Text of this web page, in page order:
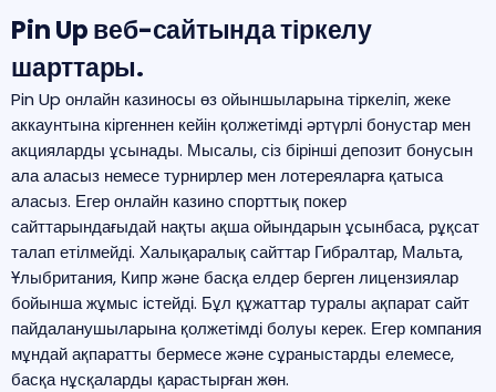
Pin Up веб-сайтында тіркелу
шарттары.
Pin Up онлайн казиносы өз ойыншыларына тіркеліп, жеке
аккаунтына кіргеннен кейін қолжетімді әртүрлі бонустар мен
акцияларды ұсынады. Мысалы, сіз бірінші депозит бонусын
ала аласыз немесе турнирлер мен лотереяларға қатыса
аласыз. Егер онлайн казино спорттық покер
сайттарындағыдай нақты ақша ойындарын ұсынбаса, рұқсат
талап етілмейді. Халықаралық сайттар Гибралтар, Мальта,
Ұлыбритания, Кипр және басқа елдер берген лицензиялар
бойынша жұмыс істейді. Бұл құжаттар туралы ақпарат сайт
пайдаланушыларына қолжетімді болуы керек. Егер компания
мұндай ақпаратты бермесе және сұраныстарды елемесе,
басқа нұсқаларды қарастырған жөн.